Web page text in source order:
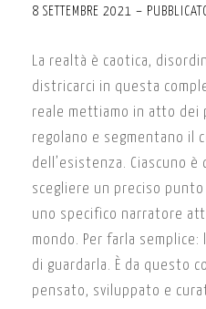
8 SETTEMBRE 2021 –
La realtà è caotica,
districarci in questa
reale mettiamo in atto dei
regolano e segmentano il
dell’esistenza. Ciascuno
scegliere un preciso
uno specifico narratore
mondo. Per farla
di guardarla. È da questo
pensato, sviluppato e